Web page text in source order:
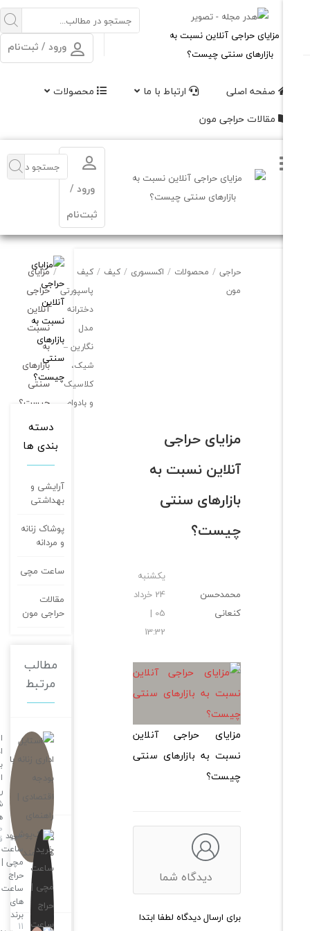
ورود / ثبت‌نام
اصلی ارتباط با ما
محصولات
حراجی مون
محصولات / اکسسوری / کیف / کیف
/ مزایای
حراجی
آنلاین
نسبت
به
بازارهای
سنتی
چیست؟
مزایای حراجی
آنلاین نسبت به
بازارهای سنتی
چیست؟
محمدحسن
مزایای حراجی آنلاین
نسبت به بازارهای سنتی
دیدگاه شما
برای ارسال دیدگاه لطفا ابتدا
پوشاک زنانه
ساعت مچی
حراجی مون
استایل
اداری زنانه
با بودجه
اقتصادی |
شیک‌پوشی
هوشمند
10 ساعت
قبل خرید
ساعت
مچی |
حراج
ساعت
های